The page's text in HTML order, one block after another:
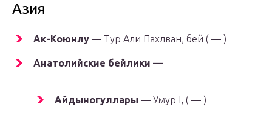
Азия
Ак-Коюнлу — Тур Али Пахлван, бей ( — )
Анатолийские бейлики —
Айдыногуллары — Умур I, ( — )